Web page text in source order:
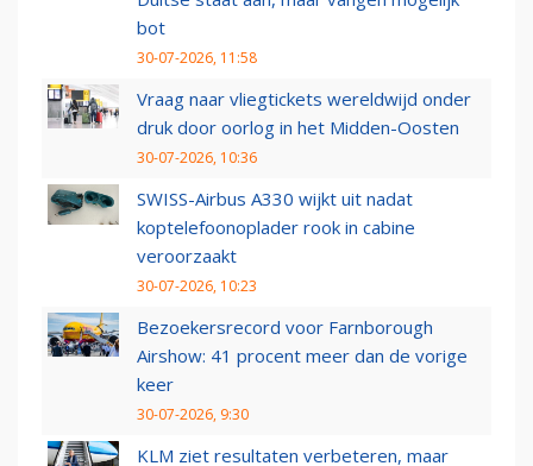
bot
30-07-2026, 11:58
Vraag naar vliegtickets wereldwijd onder
druk door oorlog in het Midden-Oosten
30-07-2026, 10:36
SWISS-Airbus A330 wijkt uit nadat
koptelefoonoplader rook in cabine
veroorzaakt
30-07-2026, 10:23
Bezoekersrecord voor Farnborough
Airshow: 41 procent meer dan de vorige
keer
30-07-2026, 9:30
KLM ziet resultaten verbeteren, maar